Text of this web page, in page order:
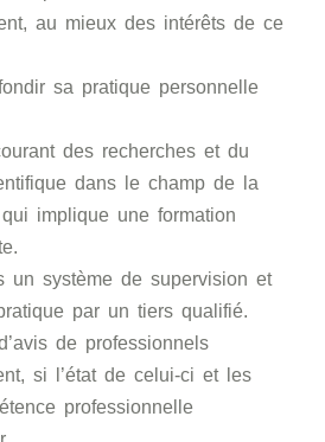
au mieux des intérêts de ce
sa pratique personnelle
des recherches et du
dans le champ de la
implique une formation
un système de supervision et
par un tiers qualifié.
de professionnels
si l’état de celui-ci et les
professionnelle